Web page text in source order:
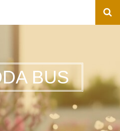
BUS